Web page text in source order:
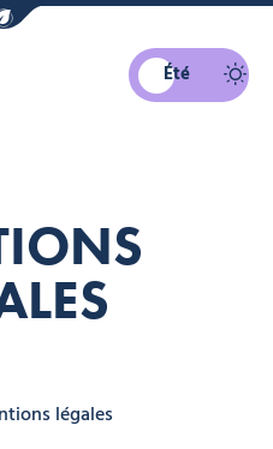
la barre de navigation du
Été
légales